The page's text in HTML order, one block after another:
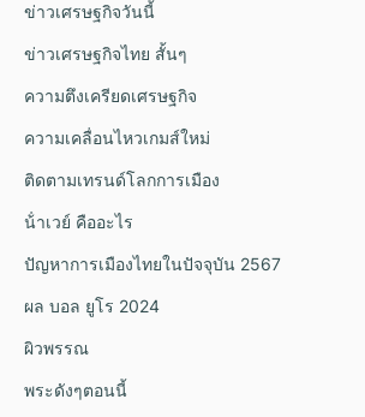
ข่าวเศรษฐกิจวันนี้
ข่าวเศรษฐกิจไทย สั้นๆ
ความตึงเครียดเศรษฐกิจ
ความเคลื่อนไหวเกมส์ใหม่
ติดตามเทรนด์โลกการเมือง
น้ําเวย์ คืออะไร
ปัญหาการเมืองไทยในปัจจุบัน 2567
ผล บอล ยูโร 2024
ผิวพรรณ
พระดังๆตอนนี้